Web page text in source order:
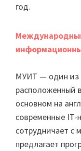
год.
МУИТ — один из
расположенный
основном на
современные IT-
сотрудничает с
предлагает